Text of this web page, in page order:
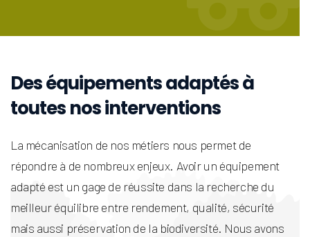
Des équipements adaptés à
toutes nos interventions
La mécanisation de nos métiers nous permet de
répondre à de nombreux enjeux. Avoir un équipement
adapté est un gage de réussite dans la recherche du
meilleur équilibre entre rendement, qualité, sécurité
mais aussi préservation de la biodiversité. Nous avons